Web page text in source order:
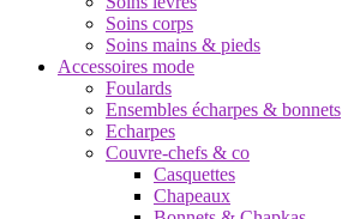
Soins corps
Soins mains & pieds
Accessoires mode
Foulards
Ensembles écharpes & bonnets
Echarpes
Couvre-chefs & co
Casquettes
Chapeaux